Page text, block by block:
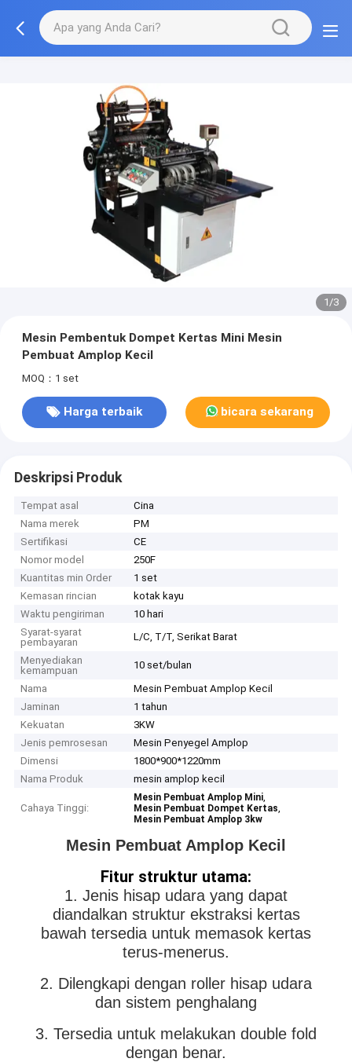
1/3
Mesin Pembentuk Dompet Kertas Mini Mesin
Pembuat Amplop Kecil
MOQ：1 set
Harga terbaik bicara sekarang
Deskripsi Produk
Tempat asal
Cina
Nama merek
PM
Sertifikasi
CE
Nomor model
250F
Kuantitas min Order
1 set
Kemasan rincian
kotak kayu
Waktu pengiriman
10 hari
Syarat-syarat
pembayaran
L/C, T/T, Serikat Barat
Menyediakan
kemampuan
10 set/bulan
Nama
Mesin Pembuat Amplop Kecil
Jaminan
1 tahun
Kekuatan
3KW
Jenis pemrosesan
Mesin Penyegel Amplop
Dimensi
1800*900*1220mm
Nama Produk
mesin amplop kecil
Cahaya Tinggi:
Mesin Pembuat Amplop Mini,
Mesin Pembuat Dompet Kertas,
Mesin Pembuat Amplop 3kw
Mesin Pembuat Amplop Kecil
Fitur struktur utama:
1. Jenis hisap udara yang dapat
diandalkan struktur ekstraksi kertas
bawah tersedia untuk memasok kertas
terus-menerus.
2. Dilengkapi dengan roller hisap udara
dan sistem penghalang
3. Tersedia untuk melakukan double fold
dengan benar.